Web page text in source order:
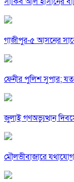
গাজীপুর-৫ আসনের
ফেনীর পুলিশ সুপার;
জুলাই গণঅভ্যুত্থান
মৌলভীবাজারে